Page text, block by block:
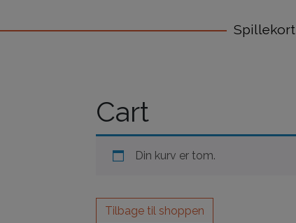
Spillekort
Cart
Din kurv er tom.
Tilbage til shoppen